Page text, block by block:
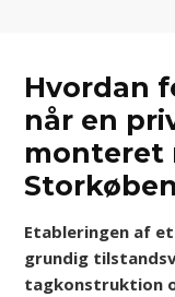
Hvordan
når en
monteret
Etableringen af
grundig
tagkonstruktion